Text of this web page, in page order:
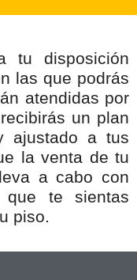
tu disposición
las que podrás
atendidas por
un plan
ajustado a tus
la venta de tu
a cabo con
que te sientas
piso.